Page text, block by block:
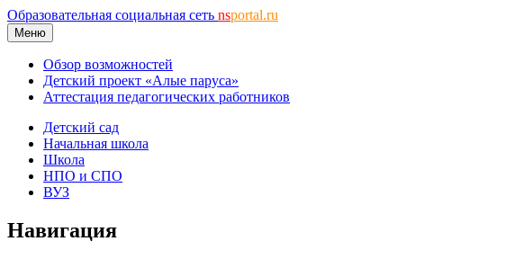
Образовательная социальная сеть nsportal.ru
Меню
Обзор возможностей
Детский проект «Алые паруса»
Аттестация педагогических работников
Детский сад
Начальная школа
Школа
НПО и СПО
ВУЗ
Навигация